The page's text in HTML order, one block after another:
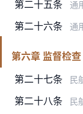
第二十五条 通用航空企
第二十六条 通用航空
第六章 监督检查
第二十七条
民航局
第二十八条 民航地